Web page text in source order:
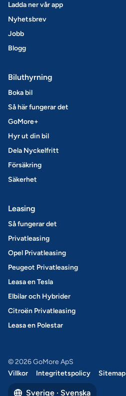
Ladda ner vår app
Nyhetsbrev
Jobb
Blogg
Biluthyrning
Boka bil
Så här fungerar det
GoMore+
Hyr ut din bil
Dela Nyckelfritt
Försäkring
Säkerhet
Leasing
Så fungerar det
Privatleasing
Opel Privatleasing
Peugeot Privatleasing
Leasa en Tesla
Elbilar och Hybrider
Citroën Privatleasing
Leasa en Polestar
© 2026 GoMore ApS
Villkor
Integritetspolicy Sitemap
Sverige · Svenska